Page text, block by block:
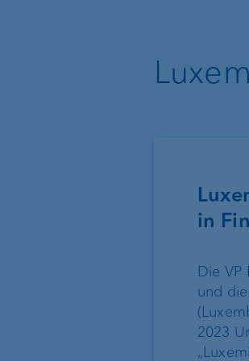
in
Die VP
und
2023